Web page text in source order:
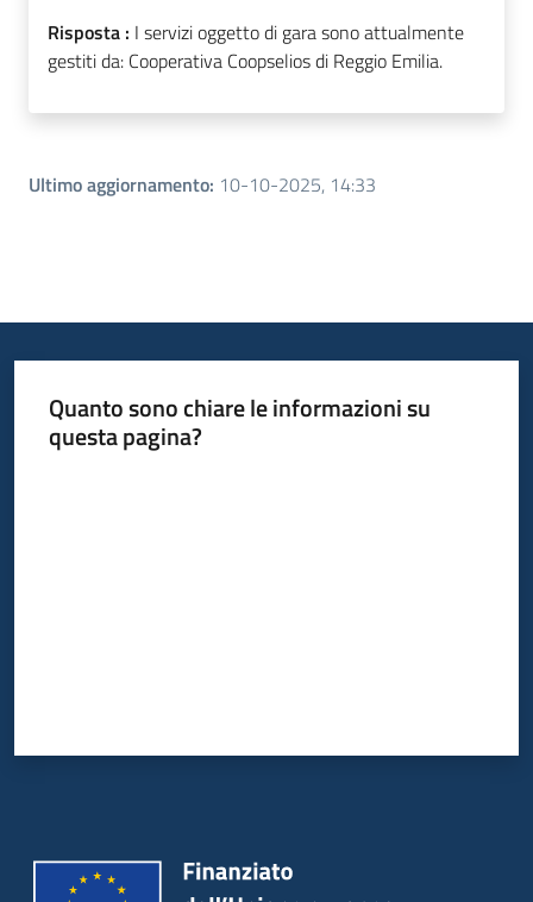
Risposta : I servizi oggetto di gara sono attualmente
gestiti da: Cooperativa Coopselios di Reggio Emilia.
Ultimo aggiornamento: 10-10-2025, 14:33
Quanto sono chiare le informazioni su
questa pagina?